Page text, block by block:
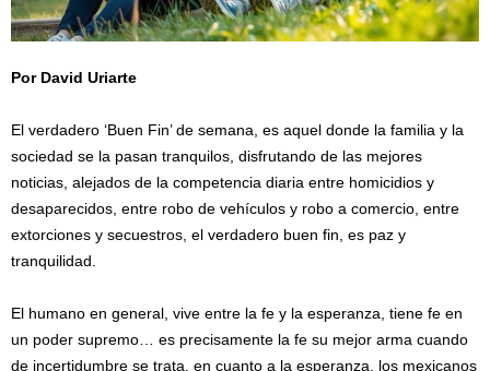
Por David Uriarte
El verdadero ‘Buen Fin’ de semana, es aquel donde la familia y la
sociedad se la pasan tranquilos, disfrutando de las mejores
noticias, alejados de la competencia diaria entre homicidios y
desaparecidos, entre robo de vehículos y robo a comercio, entre
extorciones y secuestros, el verdadero buen fin, es paz y
tranquilidad.
El humano en general, vive entre la fe y la esperanza, tiene fe en
un poder supremo… es precisamente la fe su mejor arma cuando
de incertidumbre se trata, en cuanto a la esperanza, los mexicanos